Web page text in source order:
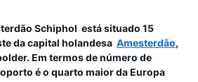
Schiphol está situado 15
da capital holandesa Amesterdão,
Em termos de número de
é o quarto maior da Europa